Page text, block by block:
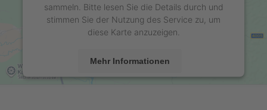
sammeln. Bitte lesen Sie die Details durch und
stimmen Sie der Nutzung des Service zu, um
diese Karte anzuzeigen.
Mehr Informationen